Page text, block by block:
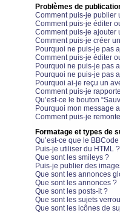
Problèmes de
Comment puis-je publier
Comment puis-je éditer
Comment puis-je ajouter
Comment puis-je créer
Pourquoi ne puis-je pas
Comment puis-je éditer
Pourquoi ne puis-je pas
Pourquoi ne puis-je pas
Pourquoi ai-je reçu un
Comment puis-je
Qu’est-ce le bouton
Pourquoi mon message
Comment puis-je
Formatage et types de
Qu’est-ce que le
Puis-je utiliser du HTML ?
Que sont les smileys ?
Puis-je publier des
Que sont les annonces
Que sont les annonces ?
Que sont les posts-it ?
Que sont les sujets
Que sont les icônes de